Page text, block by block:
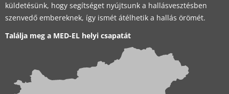
küldetésünk, hogy segítséget nyújtsunk a hallásvesztésben
szenvedő embereknek, így ismét átélhetik a hallás örömét.
Találja meg a MED-EL helyi csapatát